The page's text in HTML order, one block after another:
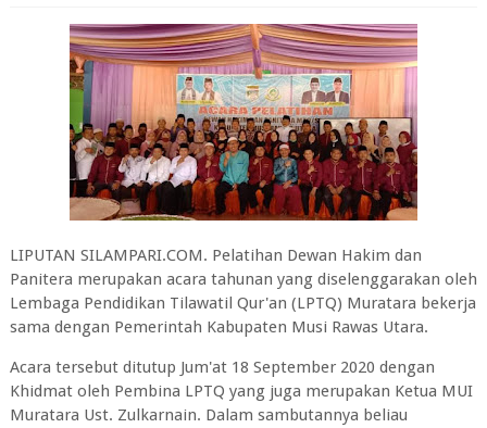
LIPUTAN SILAMPARI.COM. Pelatihan Dewan Hakim dan
Panitera merupakan acara tahunan yang diselenggarakan oleh
Lembaga Pendidikan Tilawatil Qur'an (LPTQ) Muratara bekerja
sama dengan Pemerintah Kabupaten Musi Rawas Utara.
Acara tersebut ditutup Jum'at 18 September 2020 dengan
Khidmat oleh Pembina LPTQ yang juga merupakan Ketua MUI
Muratara Ust. Zulkarnain. Dalam sambutannya beliau